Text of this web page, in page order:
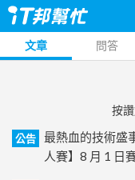
文章 問答
按
公告
最熱血的技術盛
人賽】8 月 1 日